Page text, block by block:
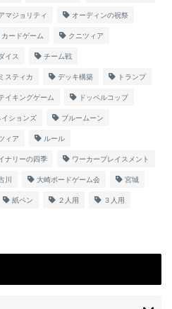
マジョリティ オーディンの祝祭
カードゲーム クニツィア
イス チーム戦
スティカ デッキ構築 トランプ
イキングゲーム ドッペルコップ
イションズ ブルームーン
ィア ルール
ナリーの四季 ワーカープレイスメント
川 大崎ボードゲーム会 宮城
紙ペン ２人用 ３人用